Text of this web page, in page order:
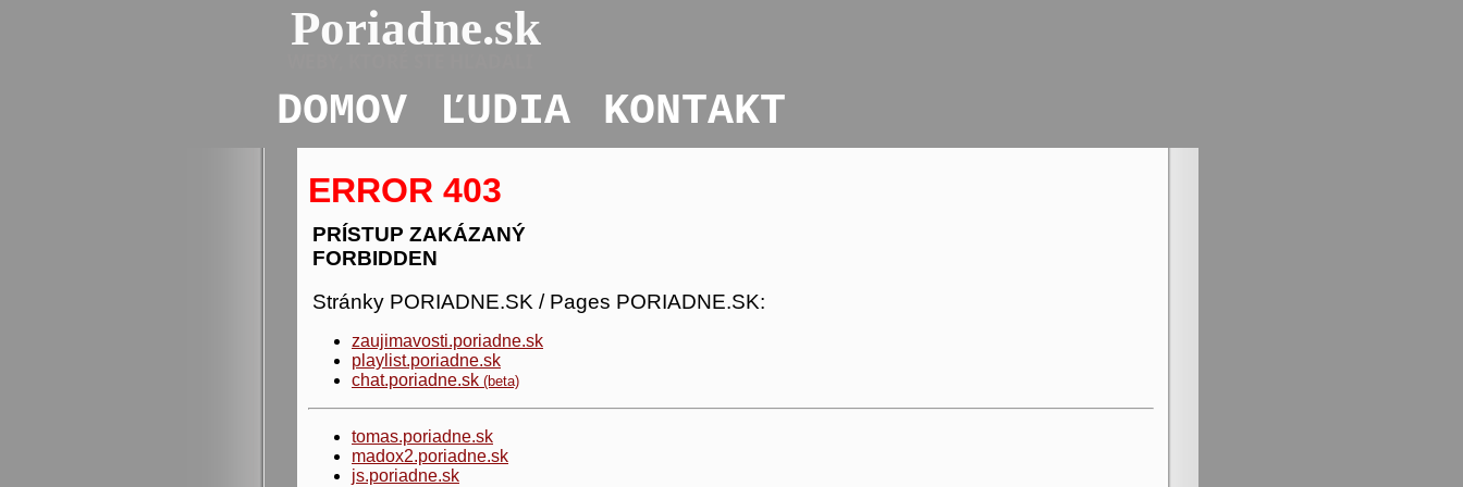
Poriadne.sk
DOMOV ĽUDIA KONTAKT
ERROR 403
PRÍSTUP ZAKÁZANÝ
FORBIDDEN
Stránky PORIADNE.SK / Pages PORIADNE.SK:
zaujimavosti.poriadne.sk
playlist.poriadne.sk
chat.poriadne.sk (beta)
tomas.poriadne.sk
madox2.poriadne.sk
js.poriadne.sk